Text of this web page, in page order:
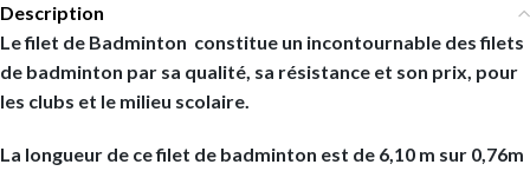
Description
Lefilet de Badminton constitue un incontournable des filets
de badminton par sa qualité, sa résistance et son prix, pour
les clubs et le milieu scolaire.
La longueur de ce filet de badminton est de 6,10 m sur 0,76m